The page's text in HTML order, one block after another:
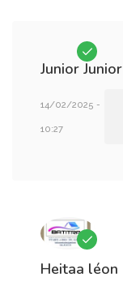
Junior Junior
14/02/2025 -
10:27
Heitaa léon